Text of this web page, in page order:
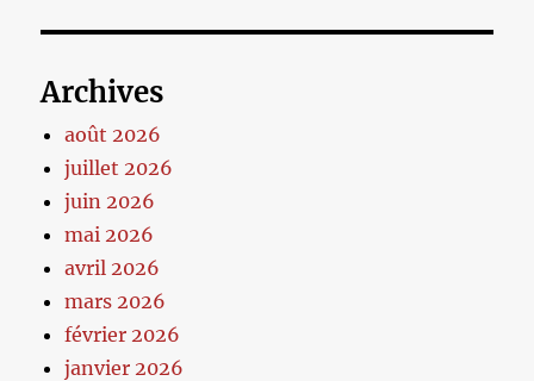
Archives
août 2026
juillet 2026
juin 2026
mai 2026
avril 2026
mars 2026
février 2026
janvier 2026